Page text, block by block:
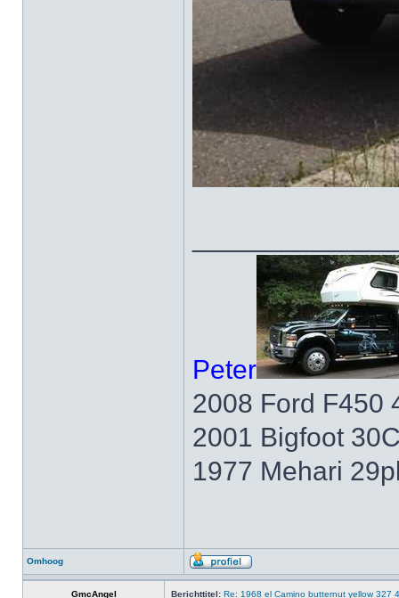
Peter
2008 Ford F450
2001 Bigfoot
1977 Mehari
Omhoog
GmcAngel Berichttitel: Re: 1968 el Camino butternut yellow 327